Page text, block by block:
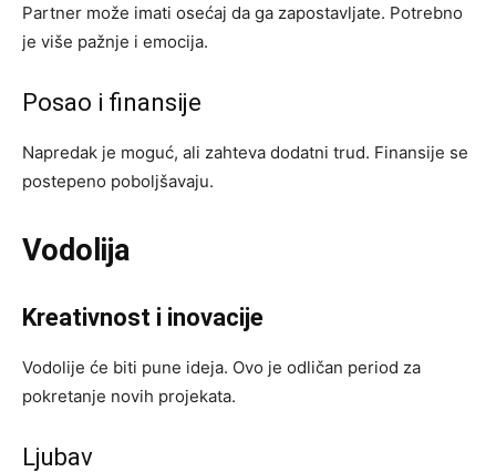
Partner može imati osećaj da ga zapostavljate. Potrebno
je više pažnje i emocija.
Posao i finansije
Napredak je moguć, ali zahteva dodatni trud. Finansije se
postepeno poboljšavaju.
Vodolija
Kreativnost i inovacije
Vodolije će biti pune ideja. Ovo je odličan period za
pokretanje novih projekata.
Ljubav